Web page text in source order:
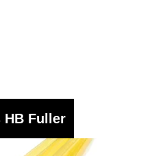
HB Fuller